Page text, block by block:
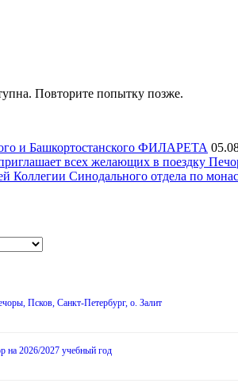
Повторите попытку позже.
и Башкортостанского ФИЛАРЕТА
всех желающих в поездку
Коллегии Синодального отдела по
Псков, Санкт-Петербург, о. Залит
на 2026/2027 учебный год